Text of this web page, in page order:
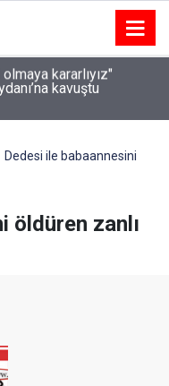
kavuştu
Dedesi ile babaannesini
öldüren zanlı